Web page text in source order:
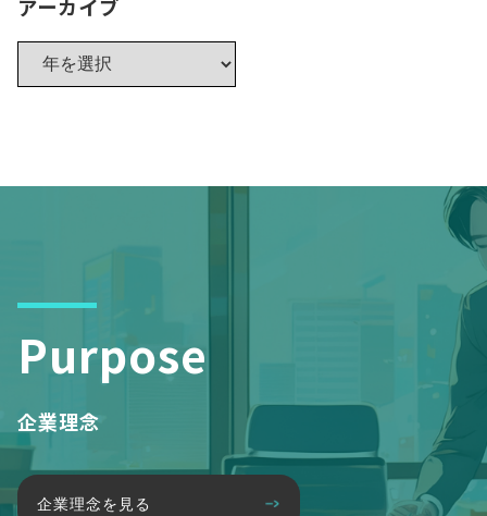
アーカイブ
Purpose
企業理念
企業理念を見る